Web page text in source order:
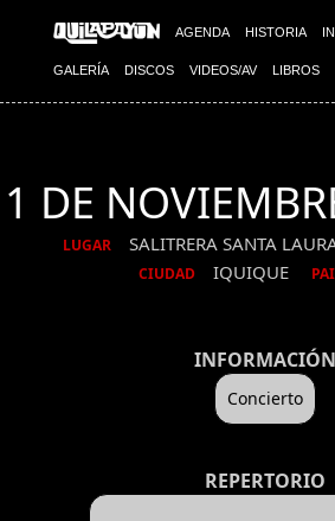
AGENDA HISTORIA
GALERÍA DISCOS VIDEOS/AV LIBROS
1 DE
LUGAR SALITRERA SANTA
CIUDAD IQUIQUE
INFORMACIÓN
Concierto
REPERTORIO